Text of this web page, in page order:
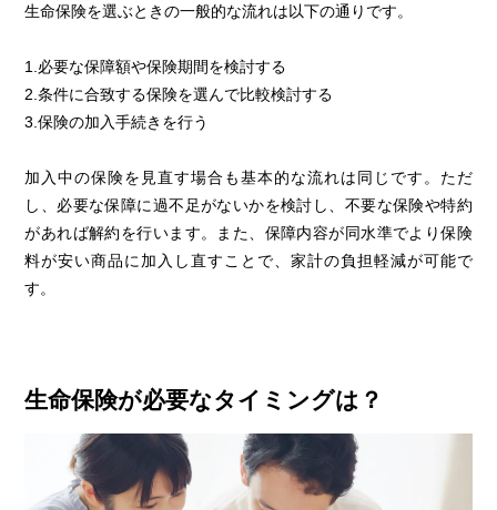
生命保険を選ぶときの一般的な流れは以下の通りです。
1.必要な保障額や保険期間を検討する
2.条件に合致する保険を選んで比較検討する
3.保険の加入手続きを行う
加入中の保険を見直す場合も基本的な流れは同じです。ただ
し、必要な保障に過不足がないかを検討し、不要な保険や特約
があれば解約を行います。また、保障内容が同水準でより保険
料が安い商品に加入し直すことで、家計の負担軽減が可能で
す。
生命保険が必要なタイミングは？